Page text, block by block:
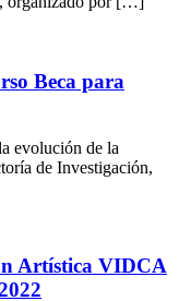
Beca para
evolución de la
de Investigación,
Artística VIDCA